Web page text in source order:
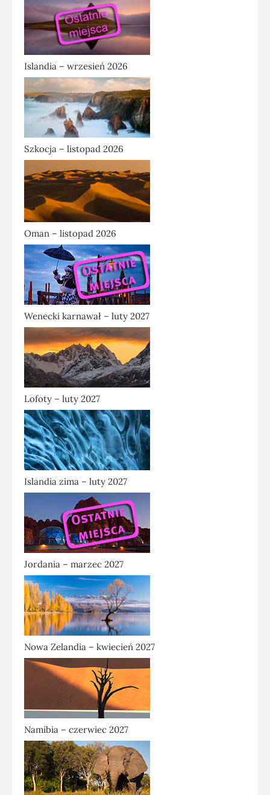
Islandia – wrzesień 2026
Szkocja – listopad 2026
Oman – listopad 2026
Wenecki karnawał – luty 2027
Lofoty – luty 2027
Islandia zima – luty 2027
Jordania – marzec 2027
Nowa Zelandia – kwiecień 2027
Namibia – czerwiec 2027